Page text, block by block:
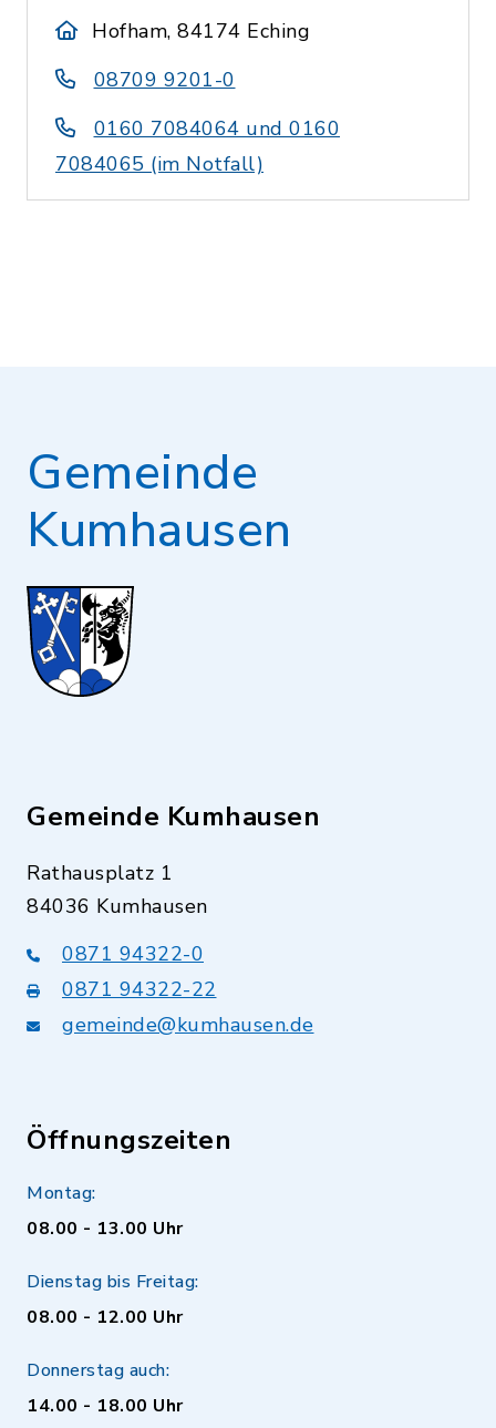
Hofham, 84174 Eching
08709 9201-0
0160 7084064 und 0160
7084065 (im Notfall)
Gemeinde
Kumhausen
Gemeinde Kumhausen
Rathausplatz 1
84036 Kumhausen
0871 94322-0
0871 94322-22
gemeinde@kumhausen.de
Öffnungszeiten
Montag:
08.00 - 13.00 Uhr
Dienstag bis Freitag:
08.00 - 12.00 Uhr
Donnerstag auch:
14.00 - 18.00 Uhr